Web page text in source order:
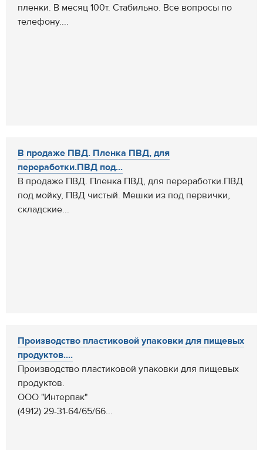
пленки. В месяц 100т. Стабильно. Все вопросы по
телефону....
В продаже ПВД. Пленка ПВД, для
переработки.ПВД под...
В продаже ПВД. Пленка ПВД, для переработки.ПВД
под мойку, ПВД чистый. Мешки из под первички,
складские...
Производство пластиковой упаковки для пищевых
продуктов....
Производство пластиковой упаковки для пищевых
продуктов.
ООО "Интерпак"
(4912) 29-31-64/65/66...